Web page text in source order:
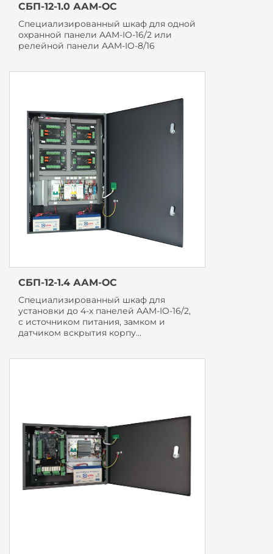
СБП-12-1.0 ААМ-ОС
Специализированный шкаф для одной
охранной панели AAM-IO-16/2 или
релейной панели AAM-IO-8/16
СБП-12-1.4 ААМ-ОС
Специализированный шкаф для
установки до 4-х панелей AAM-IO-16/2,
с источником питания, замком и
датчиком вскрытия корпу...